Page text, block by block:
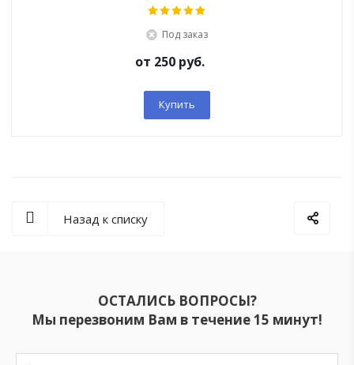
Под заказ
от 250 руб.
Купить
Назад к списку
ОСТАЛИСЬ ВОПРОСЫ?
Мы перезвоним Вам в течение 15 минут!